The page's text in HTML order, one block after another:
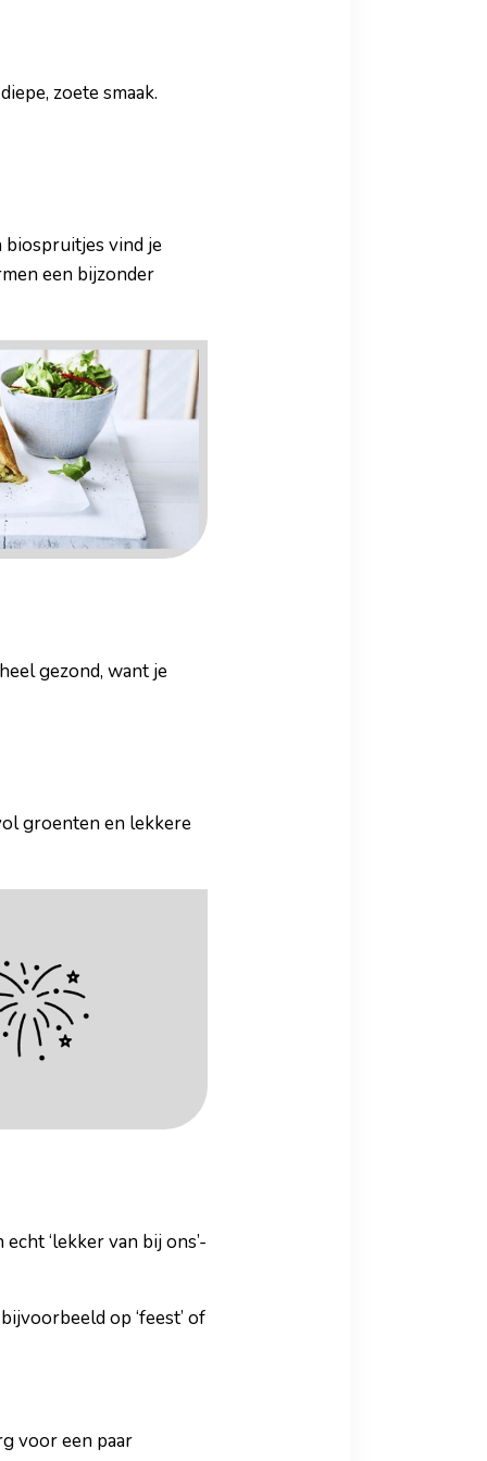
zoete smaak.
biospruitjes vind je
een bijzonder
gezond, want je
groenten en lekkere
‘lekker van bij ons’-
op ‘feest’ of
voor een paar